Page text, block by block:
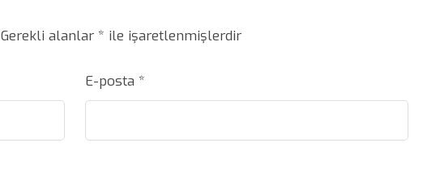
Gerekli alanlar * ile işaretlenmişlerdir
E-posta *